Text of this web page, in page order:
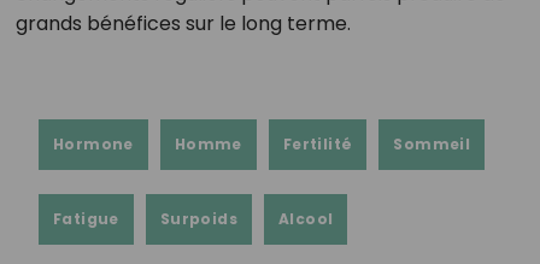
grands bénéfices sur le long terme.
Hormone Homme Fertilité Sommeil
Fatigue Surpoids Alcool